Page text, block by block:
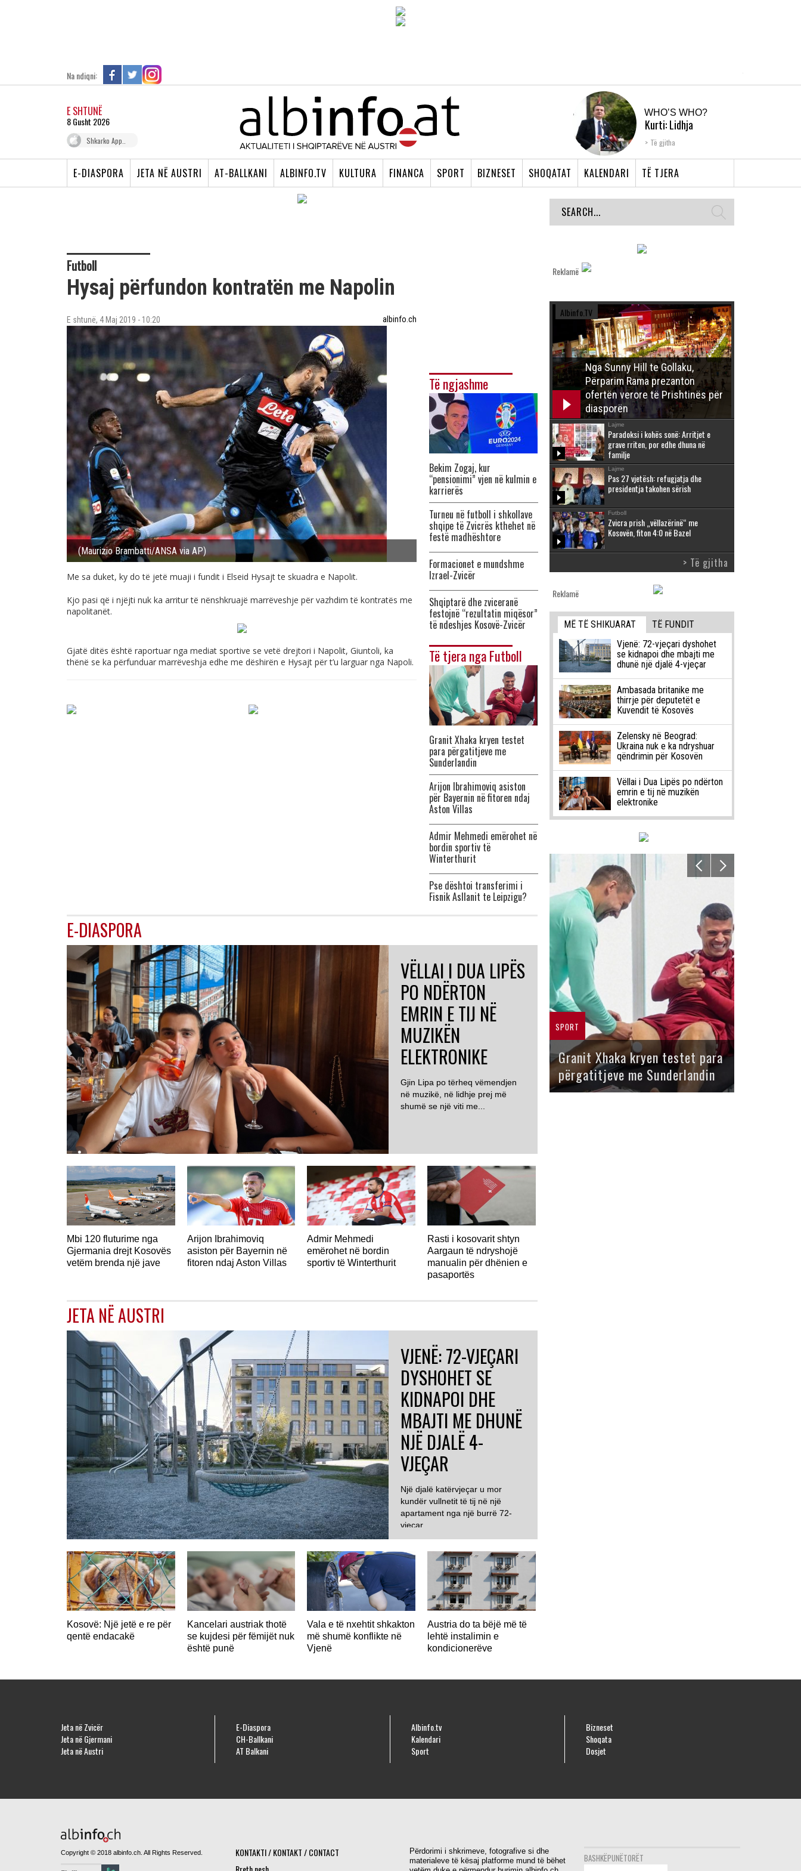
Na ndiqni:
E SHTUNË
8 Gusht 2026
Shkarko App..
WHO’S WHO?
Kurti: Lidhja
Shqiptare e Prizrenit,
Të gjitha
E-DIASPORA JETA NË AUSTRI AT-BALLKANI ALBINFO.TV KULTURA FINANCA SPORT BIZNESET SHOQATAT KALENDARI TË TJERA
Futboll
Hysaj përfundon kontratën me Napolin
E shtunë, 4 Maj 2019 - 10:20 albinfo.ch
(Maurizio Brambatti/ANSA via AP)
Me sa duket, ky do të jetë muaji i fundit i Elseid Hysajt te skuadra e Napolit.
Kjo pasi që i njëjti nuk ka arritur të nënshkruajë marrëveshje për vazhdim të kontratës me
napolitanët.
Gjatë ditës është raportuar nga mediat sportive se vetë drejtori i Napolit, Giuntoli, ka
thënë se ka përfunduar marrëveshja edhe me dëshirën e Hysajt për t’u larguar nga Napoli.
Të ngjashme
Bekim Zogaj, kur
“pensionimi” vjen në kulmin e
karrierës
Turneu në futboll i shkollave
shqipe të Zvicrës kthehet në
festë madhështore
Formacionet e mundshme
Izrael-Zvicër
Shqiptarë dhe zviceranë
festojnë “rezultatin miqësor”
të ndeshjes Kosovë-Zvicër
Të tjera nga Futboll
Granit Xhaka kryen testet
para përgatitjeve me
Sunderlandin
Arijon Ibrahimoviq asiston
për Bayernin në fitoren ndaj
Aston Villas
Admir Mehmedi emërohet në
bordin sportiv të
Winterthurit
Pse dështoi transferimi i
Fisnik Asllanit te Leipzigu?
E-DIASPORA
VËLLAI I DUA LIPËS
PO NDËRTON
EMRIN E TIJ NË
MUZIKËN
ELEKTRONIKE
Gjin Lipa po tërheq vëmendjen
në muzikë, në lidhje prej më
shumë se një viti me...
GJERMANI
Mbi 120 fluturime nga
Gjermania drejt Kosovës
vetëm brenda një jave
Arijon Ibrahimoviq
asiston për Bayernin në
fitoren ndaj Aston Villas
ZVICËR
Admir Mehmedi
emërohet në bordin
sportiv të Winterthurit
Rasti i kosovarit shtyn
Aargaun të ndryshojë
manualin për dhënien e
pasaportës
JETA NË AUSTRI
VJENË: 72-VJEÇARI
DYSHOHET SE
KIDNAPOI DHE
MBAJTI ME DHUNË
NJË DJALË 4-
VJEÇAR
Një djalë katërvjeçar u mor
kundër vullnetit të tij në një
apartament nga një burrë 72-
vjeçar...
Kosovë: Një jetë e re për
qentë endacakë
Kancelari austriak thotë
se kujdesi për fëmijët nuk
është punë
Vala e të nxehtit shkakton
më shumë konflikte në
Vjenë
Austria do ta bëjë më të
lehtë instalimin e
kondicionerëve
Reklamë
Albinfo.TV
Nga Sunny Hill te Gollaku,
Përparim Rama prezanton
ofertën verore të Prishtinës për
diasporën
Lajme
Paradoksi i kohës sonë: Arritjet e
grave rriten, por edhe dhuna në
familje
Lajme
Pas 27 vjetësh: refugjatja dhe
presidentja takohen sërish
Futboll
Zvicra prish „vëllazërinë“ me
Kosovën, fiton 4:0 në Bazel
> Të gjitha
Reklamë
MË TË SHIKUARAT
TË FUNDIT
Vjenë: 72-vjeçari dyshohet
se kidnapoi dhe mbajti me
dhunë një djalë 4-vjeçar
Ambasada britanike me
thirrje për deputetët e
Kuvendit të Kosovës
Zelensky në Beograd:
Ukraina nuk e ka ndryshuar
qëndrimin për Kosovën
Vëllai i Dua Lipës po ndërton
emrin e tij në muzikën
elektronike
SPORT
Granit Xhaka kryen testet para
përgatitjeve me Sunderlandin
Jeta në Zvicër
Jeta në Gjermani
Jeta në Austri
E-Diaspora
CH-Ballkani
AT Balkani
Albinfo.tv
Kalendari
Sport
Bizneset
Shoqata
Dosjet
Copyright © 2018 albinfo.ch. All Rights Reserved.
KONTAKTI / KONTAKT / CONTACT
Përdorimi i shkrimeve, fotografive si dhe
materialeve të kësaj platforme mund të bëhet
BASHKËPUNËTORËT